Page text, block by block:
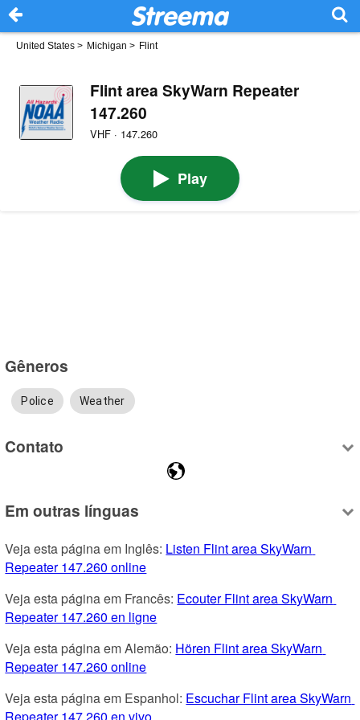
United States > Michigan > Flint
Flint area SkyWarn Repeater
147.260
VHF · 147.260
Play
Gêneros
Police Weather
Contato
Em outras línguas
Veja esta página em Inglês: Listen Flint area SkyWarn
Repeater 147.260 online
Veja esta página em Francês: Ecouter Flint area SkyWarn
Repeater 147.260 en ligne
Veja esta página em Alemão: Hören Flint area SkyWarn
Repeater 147.260 online
Veja esta página em Espanhol: Escuchar Flint area SkyWarn
Repeater 147.260 en vivo